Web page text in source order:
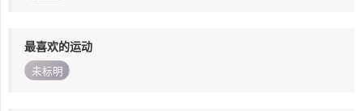
最喜欢的运动
未标明